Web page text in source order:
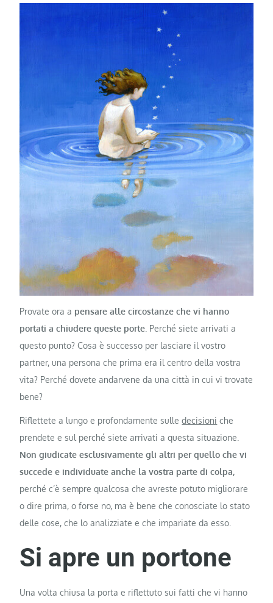
Provate ora a pensare alle circostanze che vi hanno
portati a chiudere queste porte . Perché siete arrivati a
questo punto? Cosa è successo per lasciare il vostro
partner, una persona che prima era il centro della vostra
vita? Perché dovete andarvene da una città in cui vi trovate
bene?
Riflettete a lungo e profondamente sulledecisioni che
prendete e sul perché siete arrivati a questa situazione.
Non giudicate esclusivamente gli altri per quello che vi
succede e individuate anche la vostra parte di colpa,
perché c’è sempre qualcosa che avreste potuto migliorare
o dire prima, o forse no, ma è bene che conosciate lo stato
delle cose, che lo analizziate e che impariate da esso.
Si apre un portone
Una volta chiusa la porta e riflettuto sui fatti che vi hanno